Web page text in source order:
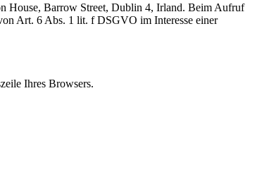
House, Barrow Street, Dublin 4, Irland. Beim Aufruf
Art. 6 Abs. 1 lit. f DSGVO im Interesse einer
Ihres Browsers.